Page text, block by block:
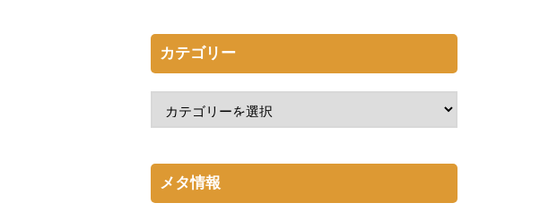
カテゴリー
メタ情報